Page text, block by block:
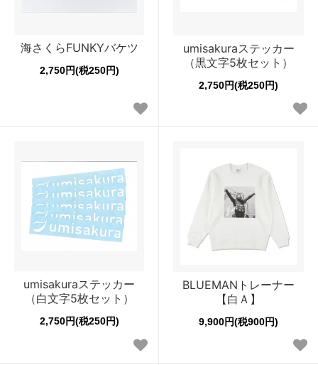
海さくらFUNKYバケツ
2,750円(税250円)
umisakuraステッカー
（黒文字5枚セット）
2,750円(税250円)
umisakuraステッカー
（白文字5枚セット）
2,750円(税250円)
BLUEMANトレーナー
【白Ａ】
9,900円(税900円)